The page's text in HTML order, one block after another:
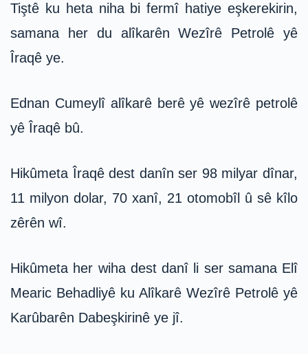
Tiştê ku heta niha bi fermî hatiye eşkerekirin,
samana her du alîkarên Wezîrê Petrolê yê
Îraqê ye.
Ednan Cumeylî alîkarê berê yê wezîrê petrolê
yê Îraqê bû.
Hikûmeta Îraqê dest danîn ser 98 milyar dînar,
11 milyon dolar, 70 xanî, 21 otomobîl û sê kîlo
zêrên wî.
Hikûmeta her wiha dest danî li ser samana Elî
Mearic Behadliyê ku Alîkarê Wezîrê Petrolê yê
Karûbarên Dabeşkirinê ye jî.